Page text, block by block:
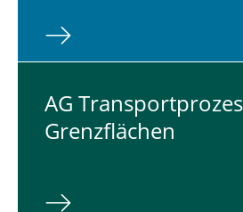
AG
Grenz­flä­chen